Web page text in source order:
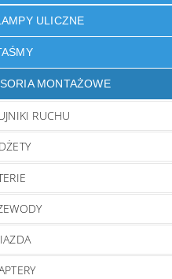
ULICZNE
MONTAŻOWE
RUCHU